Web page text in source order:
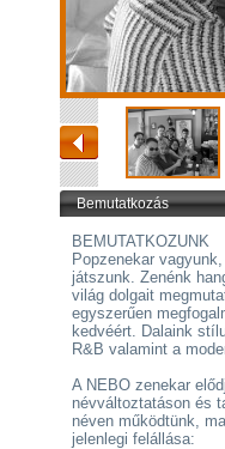
Bemutatkozás
BEMUTATKOZUNK
Popzenekar
játszunk. Zenénk
világ dolgait
egyszerűen
kedvéért. Dalaink
R&B valamint a
A NEBO zenekar
névváltoztatáson és
néven működtünk,
jelenlegi felállása: